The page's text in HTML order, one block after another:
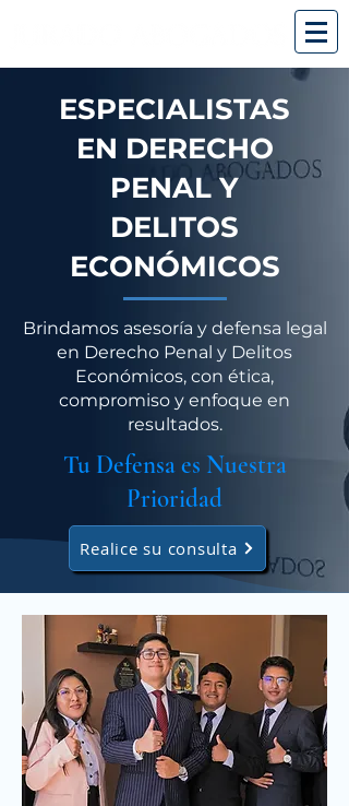
ESPECIALISTAS
EN DERECHO
PENALY
DELITOS
ECONÓMICOS
Brindamos asesoría y defensa legal
en Derecho Penal y Delitos
Económicos, con ética,
compromiso y enfoque en
resultados.
Tu Defensa es Nuestra
Prioridad
Realice su consulta